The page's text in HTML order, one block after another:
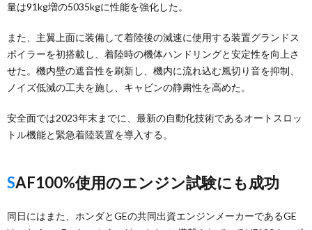
量は91kg増の5035kgに性能を強化した。
また、主翼上面に装備して着陸後の減速に使用する装置グランドス
ポイラーを初搭載し、着陸時の機体ハンドリングと安定性を向上さ
せた。機内壁の遮音性を刷新し、機内に流れ込む風切り音を抑制、
ノイズ低減の工夫を施し、キャビンの静粛性を高めた。
安全面では2023年末までに、最新の自動化技術であるオートスロッ
トル機能と緊急着陸装置を導入する。
SAF100%使用のエンジン試験にも成功
同日にはまた、ホンダとGEの共同出資エンジンメーカーであるGE